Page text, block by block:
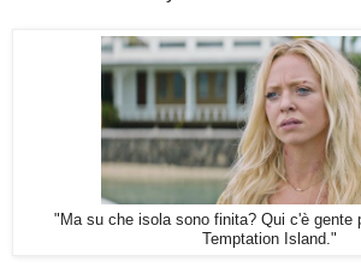
"Ma su che isola sono finita? Qui c'è gente
Temptation Island."